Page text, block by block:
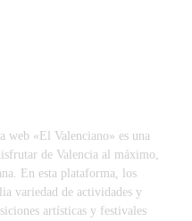
web «El Valenciano» es una
de Valencia al máximo,
En esta plataforma, los
variedad de actividades y
artísticas y festivales